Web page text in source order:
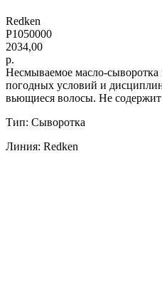
Redken
P1050000
2034,00
р.
Несмываемое масло-
погодных условий и
вьющиеся волосы. Не содержит
Тип: Сыворотка
Линия: Redken